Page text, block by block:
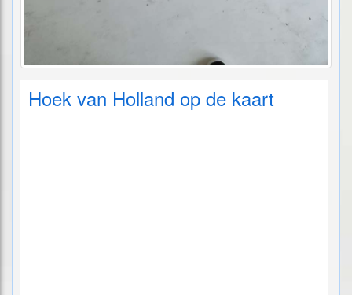
Hoek van Holland op de kaart